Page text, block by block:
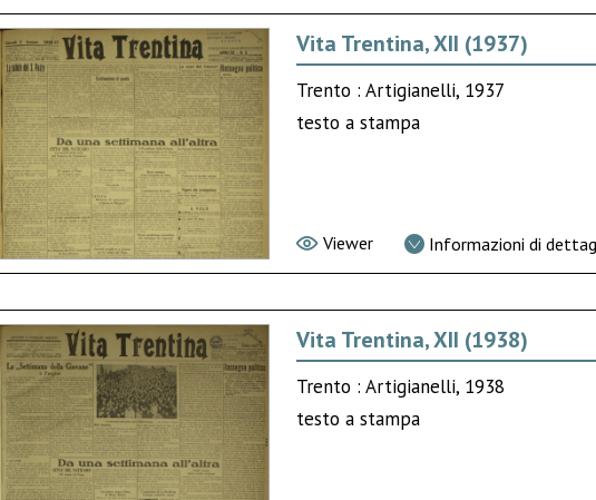
Vita Trentina, XII (1937)
Trento : Artigianelli, 1937
testo a stampa
Viewer Informazioni di
Vita Trentina, XII (1938)
Trento : Artigianelli, 1938
testo a stampa